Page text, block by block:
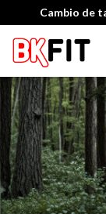
Cambio de